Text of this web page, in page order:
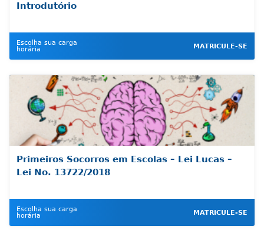
Introdutório
Escolha sua carga
horária
MATRICULE-SE
Primeiros Socorros em Escolas – Lei Lucas –
Lei No. 13722/2018
Escolha sua carga
horária
MATRICULE-SE